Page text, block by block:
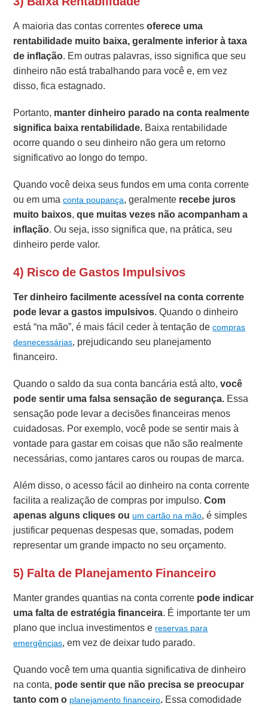
A maioria das contas correntesoferece uma
rentabilidade muito baixa, geralmente inferior à taxa
de inflação. Em outras palavras, isso significa que seu
dinheiro não está trabalhando para você e, em vez
disso, fica estagnado.
Portanto, manter dinheiro parado na conta realmente
significa baixa rentabilidade. Baixa rentabilidade
ocorre quando o seu dinheiro não gera um retorno
significativo ao longo do tempo.
Quando você deixa seus fundos em uma conta corrente
ou em umaconta poupança, geralmente recebe juros
muito baixos, que muitas vezes não acompanham a
inflação. Ou seja, isso significa que, na prática, seu
dinheiro perde valor.
4) Risco de Gastos Impulsivos
Ter dinheiro facilmente acessível na conta corrente
pode levar a gastos impulsivos. Quando o dinheiro
está “na mão”, é mais fácil ceder à tentação decompras
desnecessárias, prejudicando seu planejamento
financeiro.
Quando o saldo da sua conta bancária está alto,você
pode sentir umafalsa sensação de segurança. Essa
sensação pode levar a decisões financeiras menos
cuidadosas. Por exemplo, você pode se sentir mais à
vontade para gastar em coisas que não são realmente
necessárias, como jantares caros ou roupas de marca.
Além disso, o acesso fácil ao dinheiro na conta corrente
facilita a realização de compras por impulso.Com
apenas alguns cliques ouum cartão na mão, é simples
justificar pequenas despesas que, somadas, podem
representar um grande impacto no seu orçamento.
5) Falta de Planejamento Financeiro
Manter grandes quantias na conta corrente pode indicar
uma falta de estratégia financeira. É importante ter um
plano que inclua investimentos e reservas para
emergências, em vez de deixar tudo parado.
Quando você tem uma quantia significativa de dinheiro
na conta, pode sentir que não precisa se preocupar
tanto com o planejamento financeiro. Essa comodidade